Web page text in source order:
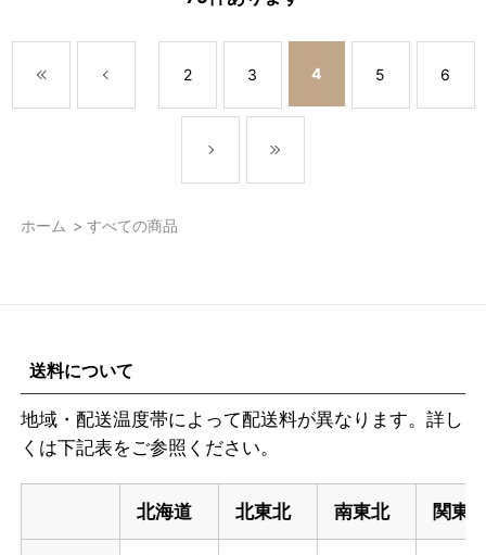
2 3 4 5 6
ホーム > すべての商品
送料について
地域・配送温度帯によって配送料が異なります。詳し
くは下記表をご参照ください。
北海道 北東北 南東北 関東